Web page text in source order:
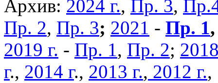
Архив: 2024 г., Пр. 3,
Пр. 2, Пр. 3; 2021 - Пр. 1
2019 г. - Пр. 1, Пр. 2;
г., 2014 г., 2013 г., 2012 г.